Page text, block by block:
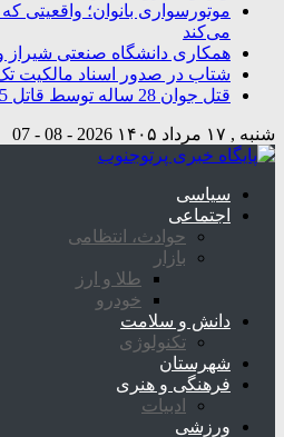
موتورسواری بانوان؛ واقعیتی
می‌کند
همکاری دانشگاه صنعتی شیراز و
شتاب در صدور اسناد مالکیت
قتل جوان 28 ساله توسط قاتل 15 ساله در کازرون
شنبه , ۱۷ مرداد ۱۴۰۵ 2026 - 08 - 07
سیاسی
اجتماعی
حوادث، انتظامی
بازار
طلا و ارز
خودرو
دانش و سلامت
تکنولوژی
شهرستان
فرهنگی و هنری
ادبیات
ورزشی